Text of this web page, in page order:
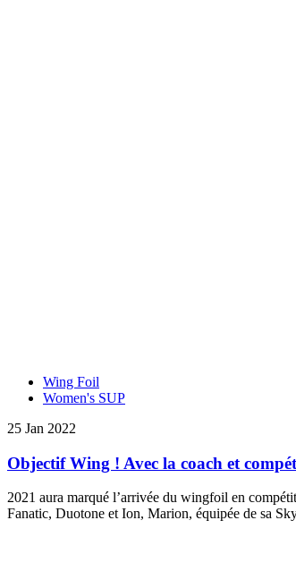
Wing Foil
Women's SUP
25 Jan 2022
Objectif Wing ! Avec la coach et
2021 aura marqué l’arrivée du wingfoil en
Fanatic, Duotone et Ion, Marion, équipée de sa